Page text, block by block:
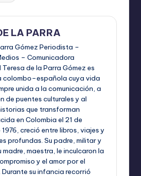
LA PARRA
Gómez Periodista –
– Comunicadora
de la Parra Gómez es
colombo–española cuya vida
unida a la comunicación, a
de puentes culturales y al
que transforman
en Colombia el 21 de
creció entre libros, viajes y
profundas. Su padre, militar y
maestra, le inculcaron la
y el amor por el
su infancia recorrió